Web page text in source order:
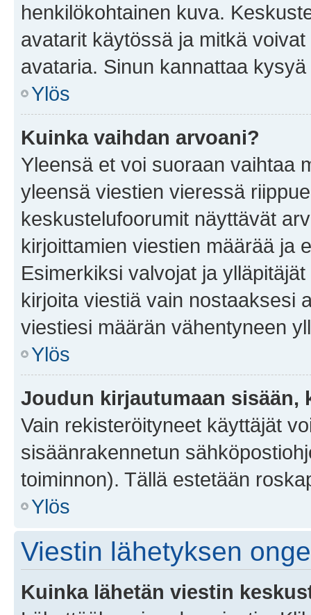
henkilökohtainen kuva.
avatarit käytössä ja mitkä
avataria. Sinun kannattaa
Ylös
Kuinka vaihdan arvoani?
Yleensä et voi suoraan vaihtaa
yleensä viestien vieressä
keskustelufoorumit näyttävät
kirjoittamien viestien määrää ja
Esimerkiksi valvojat ja
kirjoita viestiä vain nostaaksesi
viestiesi määrän vähentyneen
Ylös
Joudun kirjautumaan sisään,
Vain rekisteröityneet käyttäjät
sisäänrakennetun
toiminnon). Tällä estetään
Ylös
Viestin lähetyksen
Kuinka lähetän viestin